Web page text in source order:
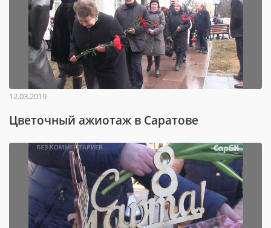
12.03.2019
Цветочный ажиотаж в Саратове